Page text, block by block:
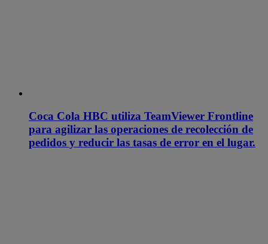
Coca Cola HBC utiliza TeamViewer Frontline
para agilizar las operaciones de recolección de
pedidos y reducir las tasas de error en el lugar.